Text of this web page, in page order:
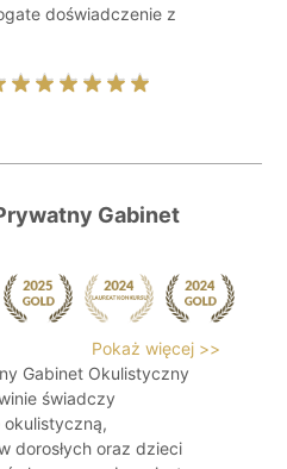
doświadczenie z
Gabinet
Pokaż więcej >>
Gabinet Okulistyczny
świadczy
dorosłych oraz dzieci